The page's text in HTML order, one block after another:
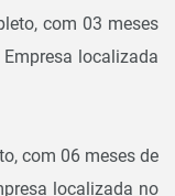
com 03 meses
localizada
com 06 meses de
localizada no